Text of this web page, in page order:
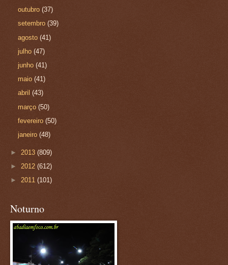
outubro(37)
setembro(39)
agosto(41)
julho(47)
junho(41)
maio(41)
abril(43)
março(50)
fevereiro(50)
janeiro(48)
► 2013 (809)
► 2012 (612)
► 2011 (101)
Noturno